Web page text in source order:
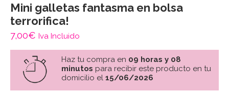
Mini galletas fantasma en bolsa
terrorifica!
7,00€ Iva Incluido
Haz tu compra en 09 horas y 08
minutos para recibir este producto en tu
domicilio el 15/06/2026